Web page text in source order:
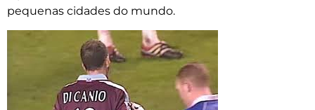
pequenas cidades do mundo.